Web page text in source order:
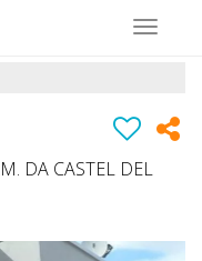
Toggle
DA CASTEL DEL